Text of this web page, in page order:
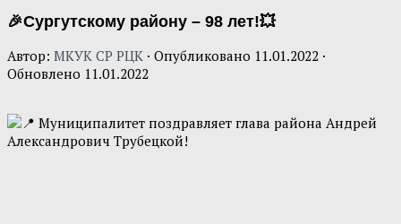
🎉Сургутскому району – 98 лет!💥
Автор: МКУК СР РЦК · Опубликовано 11.01.2022 ·
Обновлено 11.01.2022
Муниципалитет поздравляет глава района Андрей
Александрович Трубецкой!